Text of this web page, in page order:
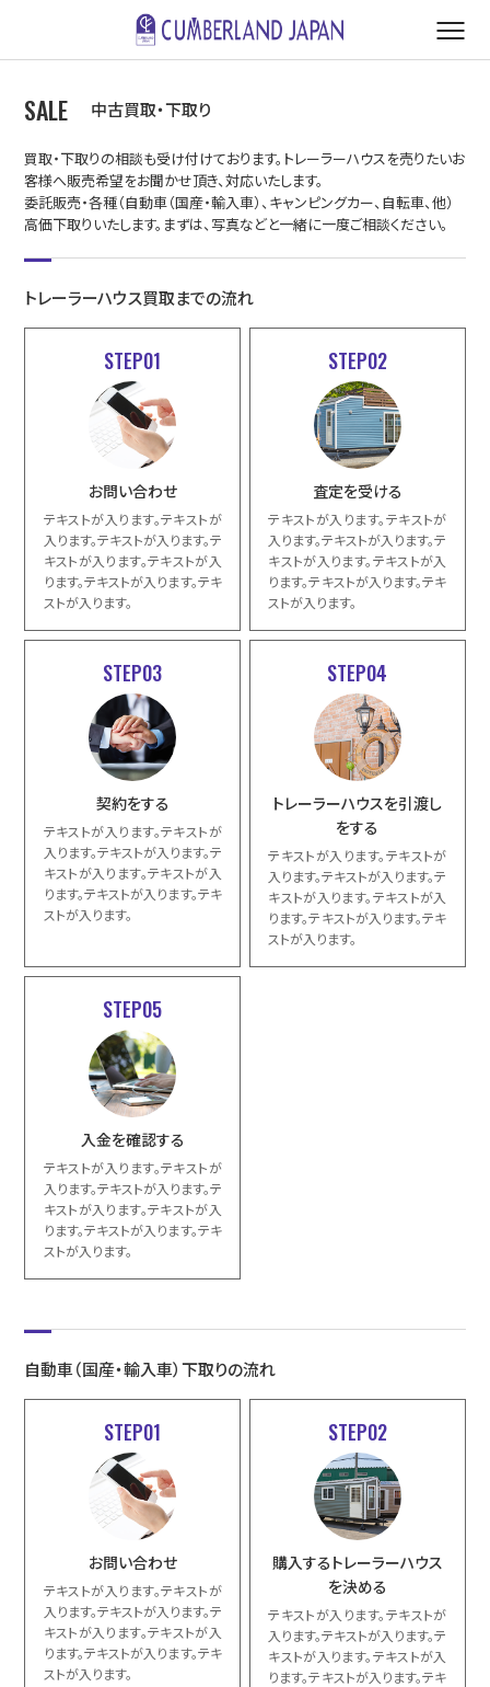
SALE 中古買取・下取り
買取・下取りの相談も受け付けております。トレーラーハウスを売りたいお
客様へ販売希望をお聞かせ頂き、対応いたします。
委託販売・各種（自動車（国産・輸入車）、キャンピングカー、自転車、他）
高価下取りいたします。まずは、写真などと一緒に一度ご相談ください。
トレーラーハウス買取までの流れ
STEP01
お問い合わせ
テキストが入ります。テキストが
入ります。テキストが入ります。テ
キストが入ります。テキストが入
ります。テキストが入ります。テキ
ストが入ります。
STEP02
査定を受ける
テキストが入ります。テキストが
入ります。テキストが入ります。テ
キストが入ります。テキストが入
ります。テキストが入ります。テキ
ストが入ります。
STEP03
契約をする
テキストが入ります。テキストが
入ります。テキストが入ります。テ
キストが入ります。テキストが入
ります。テキストが入ります。テキ
ストが入ります。
STEP04
トレーラーハウスを引渡し
をする
テキストが入ります。テキストが
入ります。テキストが入ります。テ
キストが入ります。テキストが入
ります。テキストが入ります。テキ
ストが入ります。
STEP05
入金を確認する
テキストが入ります。テキストが
入ります。テキストが入ります。テ
キストが入ります。テキストが入
ります。テキストが入ります。テキ
ストが入ります。
自動車（国産・輸入車）下取りの流れ
STEP01
お問い合わせ
テキストが入ります。テキストが
入ります。テキストが入ります。テ
キストが入ります。テキストが入
ります。テキストが入ります。テキ
ストが入ります。
STEP02
購入するトレーラーハウス
を決める
テキストが入ります。テキストが
入ります。テキストが入ります。テ
キストが入ります。テキストが入
ります。テキストが入ります。テキ